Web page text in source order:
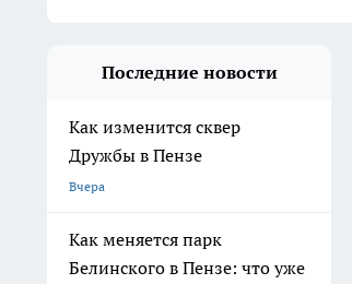
Последние новости
Как изменится сквер
Дружбы в Пензе
Вчера
Как меняется парк
Белинского в Пензе: что уже